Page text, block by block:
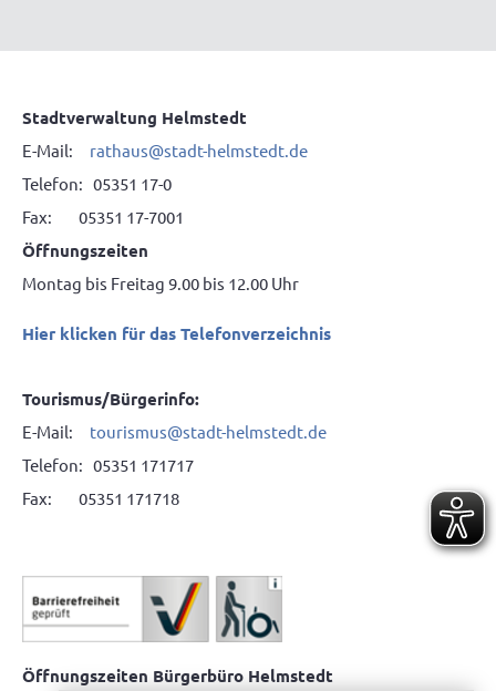
Stadtverwaltung Helmstedt
E-Mail: rathaus@stadt-helmstedt.de
Telefon: 05351 17-0
Fax: 05351 17-7001
Öffnungszeiten
Montag bis Freitag 9.00 bis 12.00 Uhr
Hier klicken für das Telefonverzeichnis
Tourismus/Bürgerinfo:
E-Mail: tourismus@stadt-helmstedt.de
Telefon: 05351 171717
Fax: 05351 171718
Öffnungszeiten Bürgerbüro Helmstedt